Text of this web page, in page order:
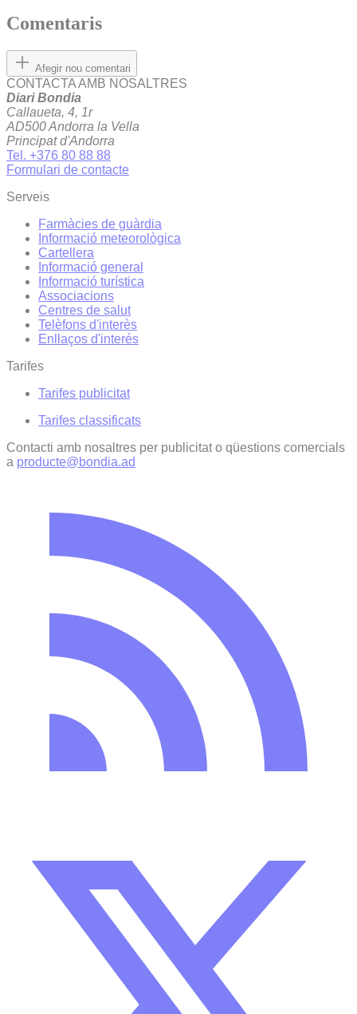
Comentaris
Afegir nou comentari
CONTACTA AMB NOSALTRES
Diari Bondia
Callaueta, 4, 1r
AD500 Andorra la Vella
Principat d'Andorra
Tel. +376 80 88 88
Formulari de contacte
Serveis
Farmàcies de guàrdia
Informació meteorològica
Cartellera
Informació general
Informació turística
Associacions
Centres de salut
Telèfons d'interès
Enllaços d'interés
Tarifes
Tarifes publicitat
Tarifes classificats
Contacti amb nosaltres per publicitat o qüestions comercials
a producte@bondia.ad